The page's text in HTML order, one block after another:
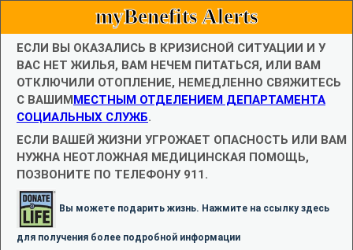
myBenefits Alerts
ЕСЛИ ВЫ ОКАЗАЛИСЬ В КРИЗИСНОЙ СИТУАЦИИ И У
ВАС НЕТ ЖИЛЬЯ, ВАМ НЕЧЕМ ПИТАТЬСЯ, ИЛИ ВАМ
ОТКЛЮЧИЛИ ОТОПЛЕНИЕ, НЕМЕДЛЕННО СВЯЖИТЕСЬ
С ВАШИММЕСТНЫМ ОТДЕЛЕНИЕМ ДЕПАРТАМЕНТА
СОЦИАЛЬНЫХ СЛУЖБ.
ЕСЛИ ВАШЕЙ ЖИЗНИ УГРОЖАЕТ ОПАСНОСТЬ ИЛИ ВАМ
НУЖНА НЕОТЛОЖНАЯ МЕДИЦИНСКАЯ ПОМОЩЬ,
ПОЗВОНИТЕ ПО ТЕЛЕФОНУ 911.
Вы можете подарить жизнь. Нажмите на ссылку здесь
для получения более подробной информации